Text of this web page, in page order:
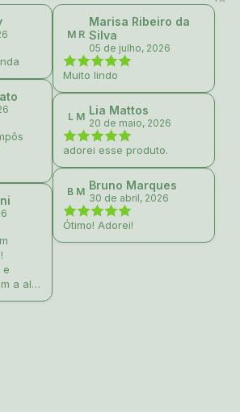
e
a alta
mães.
M R
Marisa Ribeiro da
Silva
05 de julho, 2026
Muito lindo
L M Lia Mattos
20 de maio, 2026
adorei esse produto.
B M Bruno Marques
30 de abril, 2026
Ótimo! Adorei!